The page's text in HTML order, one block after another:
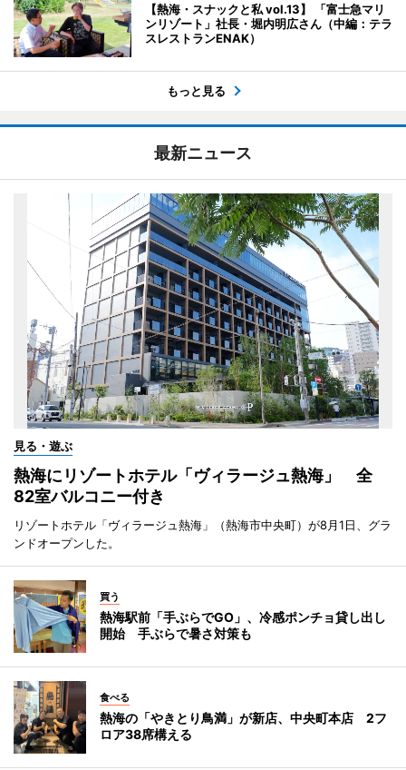
【熱海・スナックと私 vol.13】 「富士急マリ
ンリゾート」社長・堀内明広さん（中編：テラ
スレストランENAK）
もっと見る
最新ニュース
見る・遊ぶ
熱海にリゾートホテル「ヴィラージュ熱海」 全
82室バルコニー付き
リゾートホテル「ヴィラージュ熱海」（熱海市中央町）が8月1日、グラ
ンドオープンした。
買う
熱海駅前「手ぶらでGO」、冷感ポンチョ貸し出し
開始 手ぶらで暑さ対策も
食べる
熱海の「やきとり鳥満」が新店、中央町本店 2フ
ロア38席構える